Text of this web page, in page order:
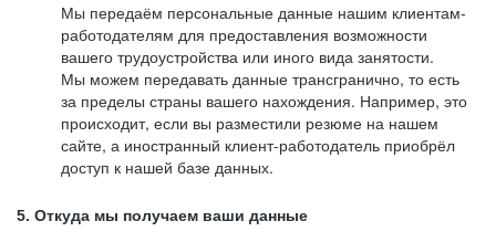
Мы передаём персональные данные нашим клиентам-
работодателям для предоставления возможности
вашего трудоустройства или иного вида занятости.
Мы можем передавать данные трансгранично, то есть
за пределы страны вашего нахождения. Например, это
происходит, если вы разместили резюме на нашем
сайте, а иностранный клиент-работодатель приобрёл
доступ к нашей базе данных.
5. Откуда мы получаем ваши данные